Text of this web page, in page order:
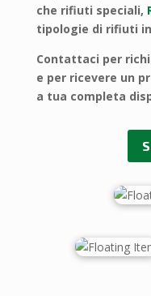
che rifiuti speciali,
tipologie di rifiuti
Contattaci per
e per ricevere un
a tua completa